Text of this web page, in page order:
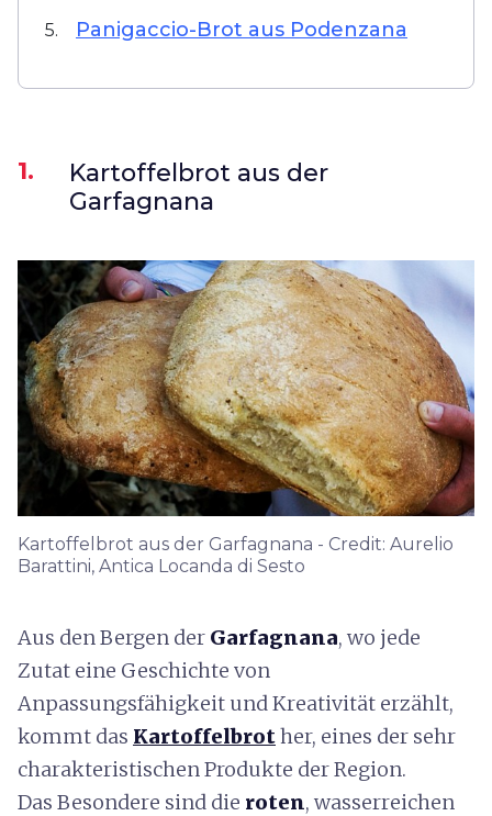
5. Panigaccio-Brot aus Podenzana
1.
Kartoffelbrot aus der
Garfagnana
Kartoffelbrot aus der Garfagnana - Credit: Aurelio
Barattini, Antica Locanda di Sesto
Aus den Bergen der Garfagnana, wo jede
Zutat eine Geschichte von
Anpassungsfähigkeit und Kreativität erzählt,
kommt das Kartoffelbrother, eines der sehr
charakteristischen Produkte der Region.
Das Besondere sind die roten, wasserreichen